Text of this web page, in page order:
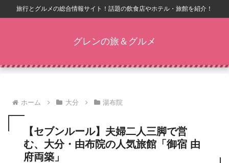
旅行とグルメの総合情報サイト！話題の飲食店やホテル・旅館を紹介！
グレンの旅＆グルメ
ホーム 大分 湯布院
【セブンルール】夫婦二人三脚で営
む、大分・由布院の人気旅館「御宿 由
府両築」